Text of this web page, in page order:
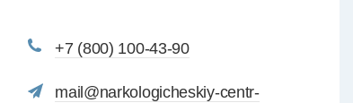
+7 (800) 100-43-90
mail@narkologicheskiy-centr-